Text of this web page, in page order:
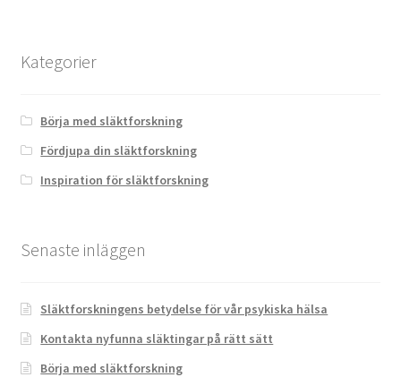
Kategorier
Börja med släktforskning
Fördjupa din släktforskning
Inspiration för släktforskning
Senaste inläggen
Släktforskningens betydelse för vår psykiska hälsa
Kontakta nyfunna släktingar på rätt sätt
Börja med släktforskning